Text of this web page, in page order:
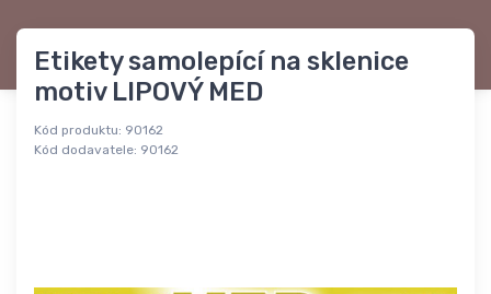
Etikety samolepící na sklenice
motiv LIPOVÝ MED
Kód produktu: 90162
Kód dodavatele: 90162